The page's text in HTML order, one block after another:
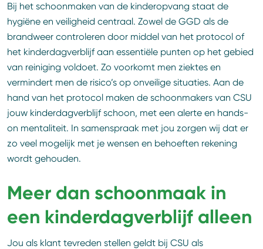
Bij het schoonmaken van de kinderopvang staat de
hygiëne en veiligheid centraal. Zowel de GGD als de
brandweer controleren door middel van het protocol of
het kinderdagverblijf aan essentiële punten op het gebied
van reiniging voldoet. Zo voorkomt men ziektes en
vermindert men de risico’s op onveilige situaties. Aan de
hand van het protocol maken de schoonmakers van CSU
jouw kinderdagverblijf schoon, met een alerte en hands-
on mentaliteit. In samenspraak met jou zorgen wij dat er
zo veel mogelijk met je wensen en behoeften rekening
wordt gehouden.
Meer dan schoonmaak in
een kinderdagverblijf alleen
Jou als klant tevreden stellen geldt bij CSU als